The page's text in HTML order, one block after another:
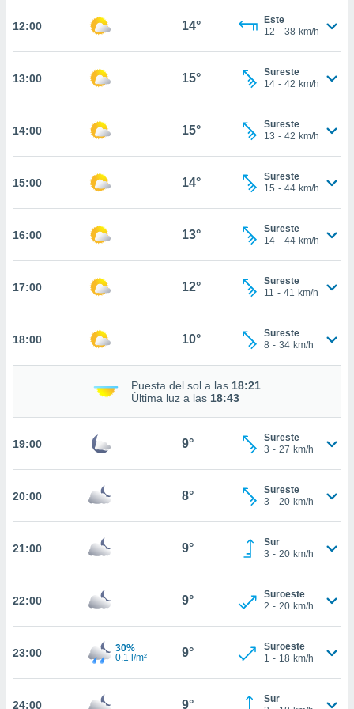
que
sean
para
ni para
no
web a
similares
como
IP
posible
en
a lo que
su
u
datos
12:00 14°
Este
12 - 38 km/h
13:00 15°
Sureste
14 - 42 km/h
14:00 15°
Sureste
13 - 42 km/h
15:00 14°
Sureste
15 - 44 km/h
16:00 13°
Sureste
14 - 44 km/h
17:00 12°
Sureste
11 - 41 km/h
18:00 10°
Sureste
8 - 34 km/h
Puesta del sol a las 18:21
Última luz a las 18:43
19:00 9°
Sureste
3 - 27 km/h
20:00 8°
Sureste
3 - 20 km/h
21:00 9°
Sur
3 - 20 km/h
22:00 9°
Suroeste
2 - 20 km/h
23:00
30%
0.1 l/m²
9°
Suroeste
1 - 18 km/h
24:00 9°
Sur